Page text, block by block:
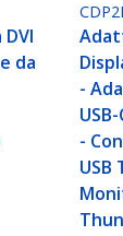
da
-
-
USB